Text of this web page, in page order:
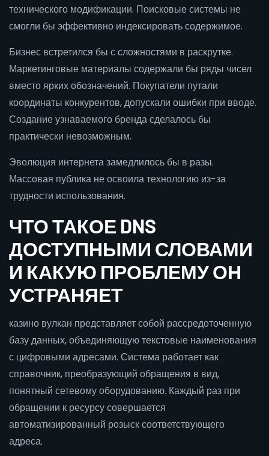
технического модификации. Поисковые системы не
смогли бы эффективно индексировать содержимое.
Бизнес встретился бы с сложностями в раскрутке.
Маркетинговые материалы содержали бы ряды чисел
вместо ярких обозначений. Покупатели путали
координаты конкурентов, допускали ошибки при вводе.
Создание узнаваемого бренда сделалось бы
практически невозможным.
Эволюция интернета замедлилось бы в разы.
Массовая публика не освоила технологию из-за
трудности использования.
ЧТО ТАКОЕ DNS
ДОСТУПНЫМИ СЛОВАМИ
И КАКУЮ ПРОБЛЕМУ ОН
УСТРАНЯЕТ
казино вулкан представляет собой рассредоточенную
базу данных, объединяющую текстовые наименования
с цифровыми адресами. Система работает как
справочник, преобразующий обращения в вид,
понятный сетевому оборудованию. Каждый раз при
обращении к ресурсу совершается
автоматизированный розыск соответствующего
адреса.